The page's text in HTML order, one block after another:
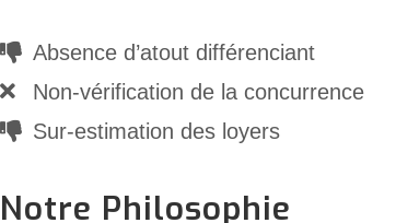
Absence d’atout différenciant
Non-vérification de la concurrence
Sur-estimation des loyers
Notre Philosophie